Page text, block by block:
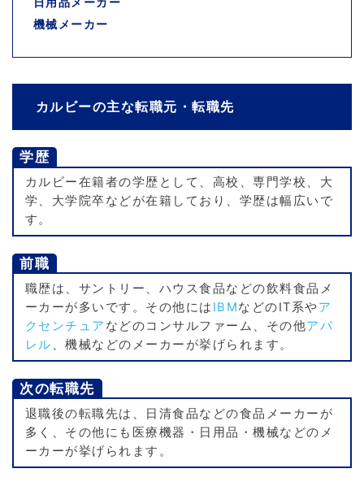
機械メーカー
カルビーの主な転職元・転職先
学歴
カルビー在籍者の学歴として、高校、専門学校、大
学、大学院卒などが在籍しており、学歴は幅広いで
す。
前職
職歴は、サントリー、ハウス食品などの飲料食品メ
ーカーが多いです。その他には IBMなどのIT系やア
クセンチュア などのコンサルファーム、その他アパ
レル 、機械などのメーカーが挙げられます。
次の転職先
退職後の転職先は、日清食品などの食品メーカーが
多く、その他にも医療機器・日用品・機械などのメ
ーカーが挙げられます。